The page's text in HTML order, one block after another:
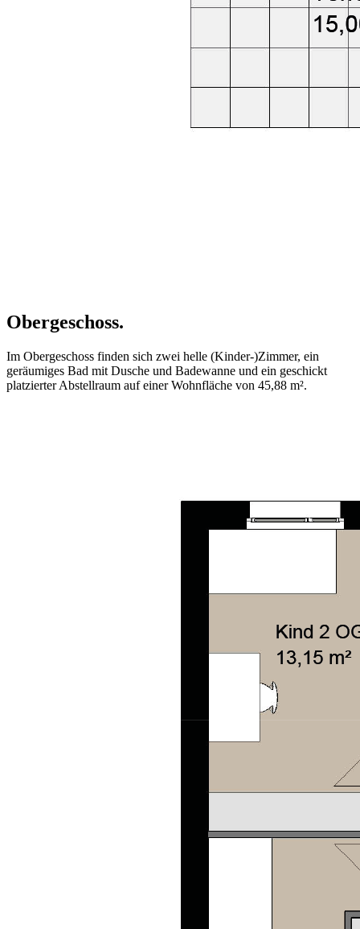
Obergeschoss.
Im Obergeschoss finden sich zwei helle (Kinder-)Zimmer, ein
geräumiges Bad mit Dusche und Badewanne und ein geschickt
platzierter Abstellraum auf einer Wohnfläche von 45,88 m².